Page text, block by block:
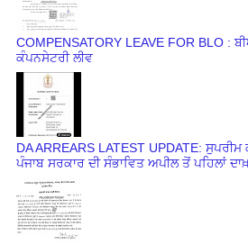
COMPENSATORY LEAVE FOR BLO :
ਕੰਪਨਸੇਟਰੀ ਲੀਵ
DA ARREARS LATEST UPDATE:
ਪੰਜਾਬ ਸਰਕਾਰ ਦੀ ਸੰਭਾਵਿਤ ਅਪੀਲ ਤੋਂ ਪਹਿਲਾਂ